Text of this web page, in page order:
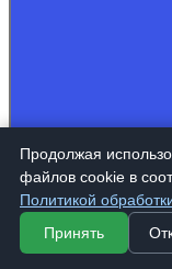
Продолжая
файлов cookie в
Политикой
Принять